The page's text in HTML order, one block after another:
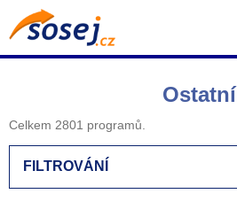
Ostatní
Celkem 2801 programů.
FILTROVÁNÍ